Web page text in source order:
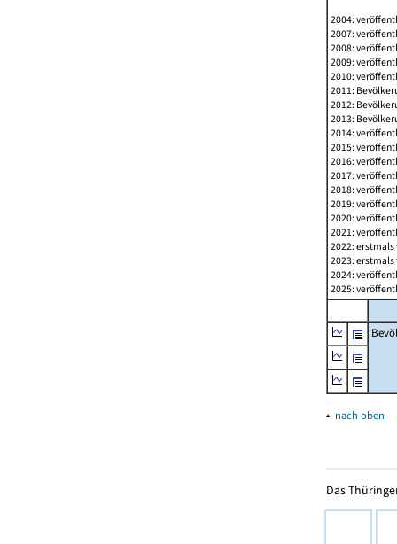
2004:
2007:
2008:
2009:
2010:
2011:
2012:
2013:
2014:
2015:
2016:
2017:
2018:
2019:
2020:
2021:
2022:
2023:
2024:
2025:
▴ nach oben
Das